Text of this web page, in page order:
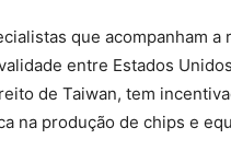
que acompanham a
entre Estados
de Taiwan, tem
na produção de chips e